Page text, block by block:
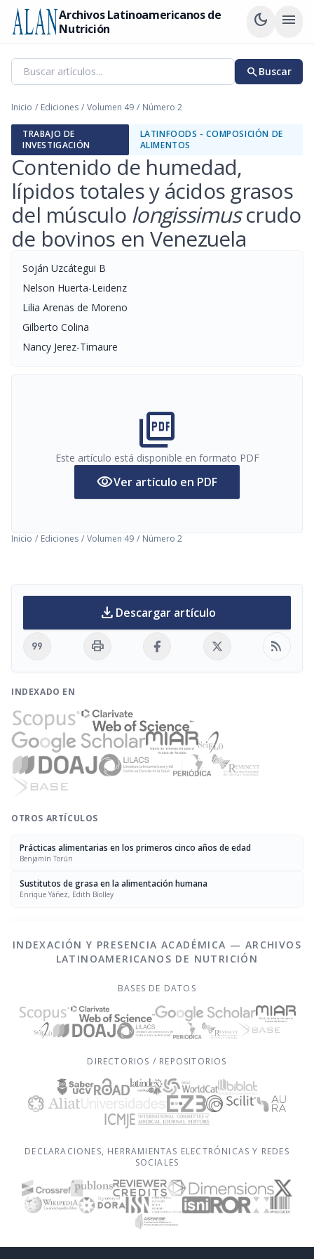
Archivos Latinoamericanos de
Nutrición
dark_mode menu
searchBuscar
Inicio / Ediciones / Volumen 49 / Número 2
TRABAJO DE
INVESTIGACIÓN
LATINFOODS - COMPOSICIÓN DE
ALIMENTOS
Contenido de humedad,
lípidos totales y ácidos grasos
del músculo longissimuscrudo
de bovinos en Venezuela
Soján Uzcátegui B
Nelson Huerta-Leidenz
Lilia Arenas de Moreno
Gilberto Colina
Nancy Jerez-Timaure
picture_as_pdf
Este artículo está disponible en formato PDF
visibilityVer artículo en PDF
Inicio / Ediciones / Volumen 49 / Número 2
download Descargar artículo
format_quote print rss_feed
INDEXADO EN
OTROS ARTÍCULOS
Prácticas alimentarias en los primeros cinco años de edad
Benjamín Torún
Sustitutos de grasa en la alimentación humana
Enrique Yáñez, Edith Biolley
INDEXACIÓN Y PRESENCIA ACADÉMICA — ARCHIVOS
LATINOAMERICANOS DE NUTRICIÓN
BASES DE DATOS
DIRECTORIOS / REPOSITORIOS
DECLARACIONES, HERRAMIENTAS ELECTRÓNICAS Y REDES
SOCIALES